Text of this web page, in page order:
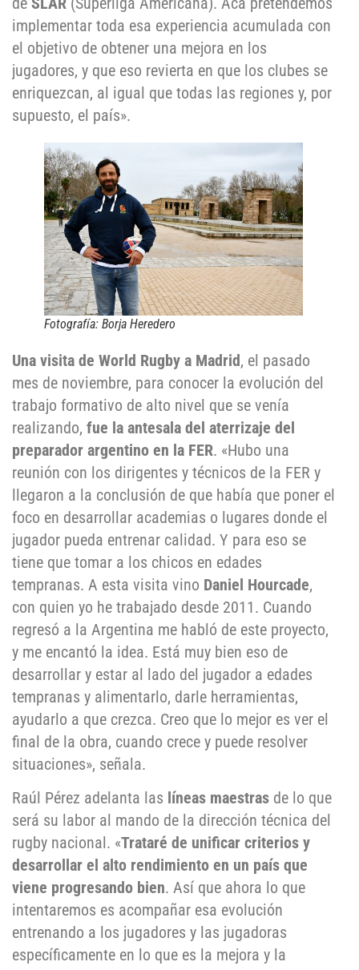
implementar toda esa experiencia acumulada con
el objetivo de obtener una mejora en los
jugadores, y que eso revierta en que los clubes se
enriquezcan, al igual que todas las regiones y, por
supuesto, el país».
Fotografía: Borja Heredero
Una visita de World Rugby a Madrid, el pasado
mes de noviembre, para conocer la evolución del
trabajo formativo de alto nivel que se venía
realizando, fue la antesala del aterrizaje del
preparador argentino en la FER. «Hubo una
reunión con los dirigentes y técnicos de la FER y
llegaron a la conclusión de que había que poner el
foco en desarrollar academias o lugares donde el
jugador pueda entrenar calidad. Y para eso se
tiene que tomar a los chicos en edades
tempranas. A esta visita vino Daniel Hourcade,
con quien yo he trabajado desde 2011. Cuando
regresó a la Argentina me habló de este proyecto,
y me encantó la idea. Está muy bien eso de
desarrollar y estar al lado del jugador a edades
tempranas y alimentarlo, darle herramientas,
ayudarlo a que crezca. Creo que lo mejor es ver el
final de la obra, cuando crece y puede resolver
situaciones», señala.
Raúl Pérez adelanta las líneas maestras de lo que
será su labor al mando de la dirección técnica del
rugby nacional. «Trataré de unificar criterios y
desarrollar el alto rendimiento en un país que
viene progresando bien. Así que ahora lo que
intentaremos es acompañar esa evolución
entrenando a los jugadores y las jugadoras
específicamente en lo que es la mejora y la